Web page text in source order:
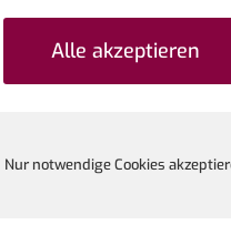
2Wohnfl.|298.000 €